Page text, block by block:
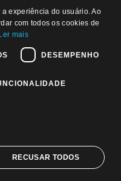
S.A
experiência do usuário. Ao
com todos os cookies de
Ler mais
DESEMPENHO
RECUSAR TODOS